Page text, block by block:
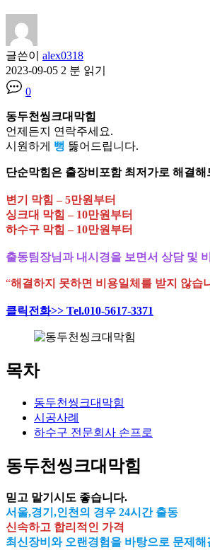
글쓴이 alex0318
2023-09-05 2 분 읽기
0
동두천씽크대막힘
언제든지 연락주세요.
시원하게 뻥 뚫어드립니다.
단순막힘은 출장비포함 최저가로 해결해
변기 막힘 – 5만원부터
싱크대 막힘 – 10만원부터
하수구 막힘 – 10만원부터
출동팀장님과 내시경을 보면서 상담 및
“해결하지 못하면 비용일체를 받지 않습
클릭전화>> Tel.010-5617-3371
목차
동두천씽크대막힘
시공사례
하수구 전문회사 손프로
동두천씽크대막힘
믿고 맡기시도 좋습니다.
서울,경기,인천의 경우 24시간 출동
신속하고 합리적인 가격
최신장비와 오랜경험을 바탕으로 문제해